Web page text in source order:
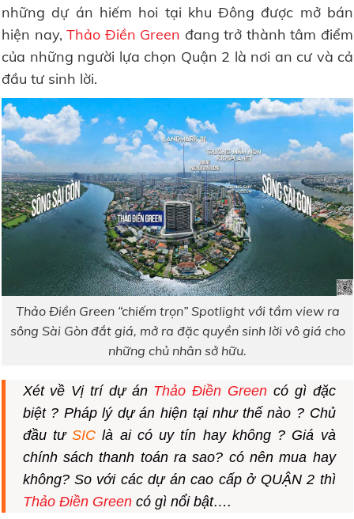
những dự án hiếm hoi tại khu Đông được mở bán
hiện nay,Thảo Điền Green đang trở thành tâm điểm
của những người lựa chọn Quận 2 là nơi an cư và cả
đầu tư sinh lời.
Thảo Điền Green “chiếm trọn” Spotlight với tầm view ra
sông Sài Gòn đắt giá, mở ra đặc quyền sinh lời vô giá cho
những chủ nhân sở hữu.
Xét về Vị trí dự án Thảo Điền Green có gì đặc
biệt ? Pháp lý dự án hiện tại như thế nào ? Chủ
đầu tưSIClà ai có uy tín hay không ? Giá và
chính sáchthanh toán ra sao? có nên mua hay
không? So với các dự án cao cấp ở QUẬN 2 thì
Thảo Điền Greencó gì nổi bật….